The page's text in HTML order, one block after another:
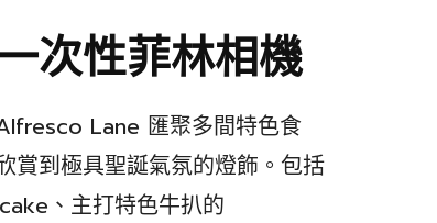
次性菲林相機
Lane 匯聚多間特色食
賞到極具聖誕氣氛的燈飾。包括
、主打特色牛扒的